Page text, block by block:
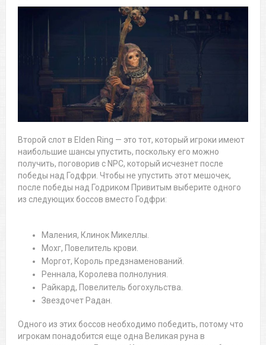
Второй слот в Elden Ring — это тот, который игроки имеют
наибольшие шансы упустить, поскольку его можно
получить, поговорив с NPC, который исчезнет после
победы над Годфри. Чтобы не упустить этот мешочек,
после победы над Годриком Привитым выберите одного
из следующих боссов вместо Годфри:
Маления, Клинок Микеллы.
Мохг, Повелитель крови.
Моргот, Король предзнаменований.
Реннала, Королева полнолуния.
Райкард, Повелитель богохульства.
Звездочет Радан.
Одного из этих боссов необходимо победить, потому что
игрокам понадобится еще одна Великая руна в